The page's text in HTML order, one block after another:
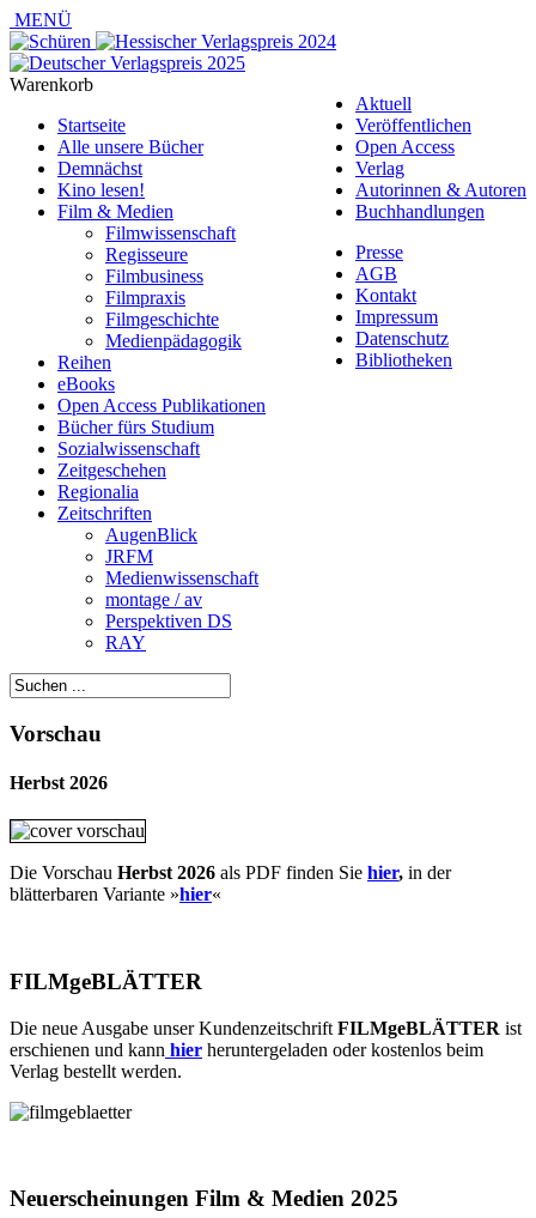
MENÜ
Aktuell
Veröffentlichen
Open Access
Verlag
Autorinnen & Autoren
Buchhandlungen
Presse
AGB
Kontakt
Impressum
Datenschutz
Bibliotheken
Warenkorb
Startseite
Alle unsere Bücher
Demnächst
Kino lesen!
Film & Medien
Filmwissenschaft
Regisseure
Filmbusiness
Filmpraxis
Filmgeschichte
Medienpädagogik
Reihen
eBooks
Open Access Publikationen
Bücher fürs Studium
Sozialwissenschaft
Zeitgeschehen
Regionalia
Zeitschriften
AugenBlick
JRFM
Medienwissenschaft
montage / av
Perspektiven DS
RAY
Vorschau
Herbst 2026
Die Vorschau Herbst 2026 als PDF finden Sie hier, in der
blätterbaren Variante »hier«
FILMgeBLÄTTER
Die neue Ausgabe unser Kundenzeitschrift FILMgeBLÄTTER ist
erschienen und kann hier heruntergeladen oder kostenlos beim
Verlag bestellt werden.
Neuerscheinungen Film & Medien 2025